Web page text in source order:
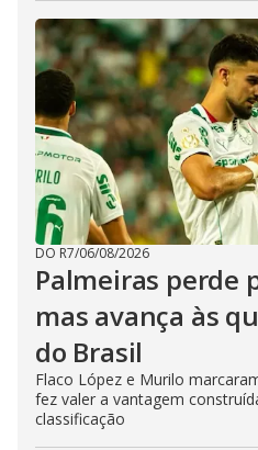
DO R7/06/08/2026
Palmeiras perde
mas avança às
do Brasil
Flaco López e Murilo
fez valer a vantagem
classificação